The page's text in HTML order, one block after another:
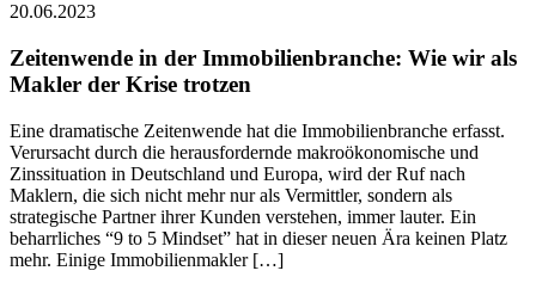
20.06.2023
Zeitenwende in der Immobilienbranche: Wie wir als
Makler der Krise trotzen
Eine dramatische Zeitenwende hat die Immobilienbranche erfasst.
Verursacht durch die herausfordernde makroökonomische und
Zinssituation in Deutschland und Europa, wird der Ruf nach
Maklern, die sich nicht mehr nur als Vermittler, sondern als
strategische Partner ihrer Kunden verstehen, immer lauter. Ein
beharrliches “9 to 5 Mindset” hat in dieser neuen Ära keinen Platz
mehr. Einige Immobilienmakler […]